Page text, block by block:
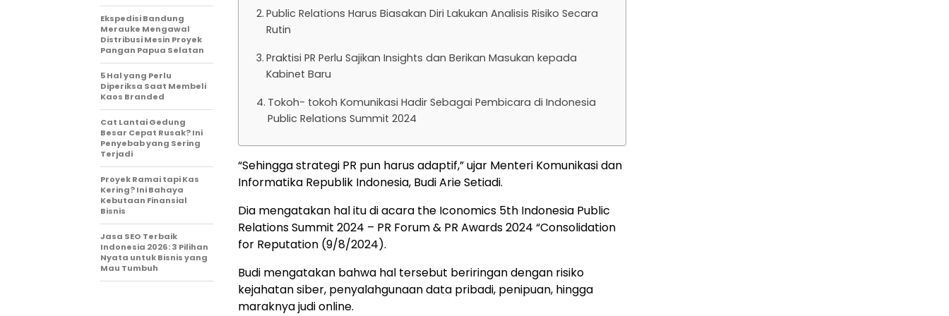
Public Relations Harus Biasakan Diri Lakukan Analisis Risiko Secara
Rutin
Praktisi PR Perlu Sajikan Insights dan Berikan Masukan kepada
Kabinet Baru
Tokoh- tokoh Komunikasi Hadir Sebagai Pembicara di Indonesia
Public Relations Summit 2024
“Sehingga strategi PR pun harus adaptif,” ujar Menteri Komunikasi dan
Informatika Republik Indonesia, Budi Arie Setiadi.
Dia mengatakan hal itu di acara the Iconomics 5th Indonesia Public
Relations Summit 2024 – PR Forum & PR Awards 2024 “Consolidation
for Reputation (9/8/2024).
Budi mengatakan bahwa hal tersebut beriringan dengan risiko
kejahatan siber, penyalahgunaan data pribadi, penipuan, hingga
maraknya judi online.
Ekspedisi Bandung
Merauke Mengawal
Distribusi Mesin Proyek
Pangan Papua Selatan
5 Hal yang Perlu
Diperiksa Saat Membeli
Kaos Branded
Cat Lantai Gedung
Besar Cepat Rusak? Ini
Penyebab yang Sering
Terjadi
Proyek Ramai tapi Kas
Kering? Ini Bahaya
Kebutaan Finansial
Bisnis
Jasa SEO Terbaik
Indonesia 2026: 3 Pilihan
Nyata untuk Bisnis yang
Mau Tumbuh